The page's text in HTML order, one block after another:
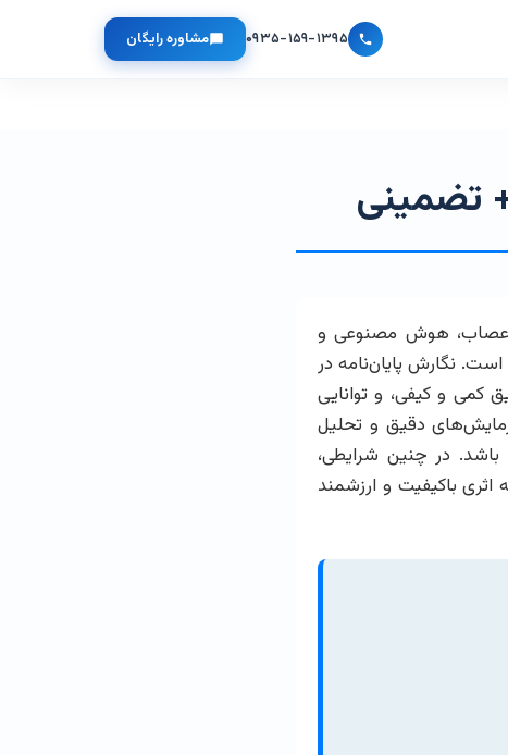
۰۹۳۵-۱۵۹-۱۳۹۵ مشاوره رایگان
تضمینی
اعصاب، هوش مصنوعی و
نگارش پایان‌نامه در
کمی و کیفی، و توانایی
دقیق و تحلیل
باشد. در چنین شرایطی،
باکیفیت و ارزشمند